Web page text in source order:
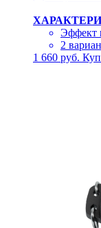
Эффект
2
1 660 руб.